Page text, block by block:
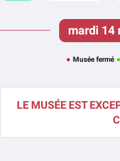
mardi 14
Musée fermé
LE MUSÉE EST